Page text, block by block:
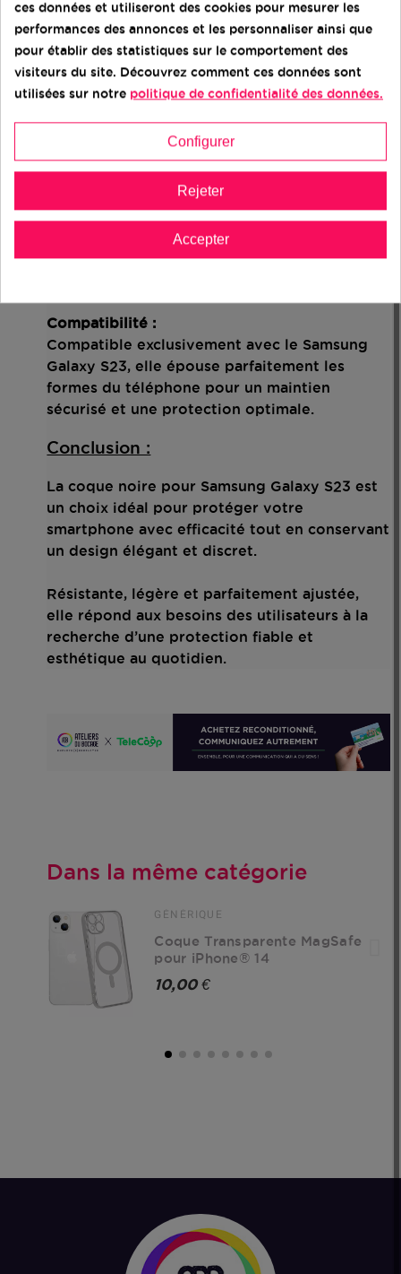
Accès complet aux fonctionnalités :
Conçue sur mesure pour le Samsung Galaxy
S23, elle dispose de découpes précises pour
fonctionnalités sans retirer la coque.
Installation facile :
Souple et flexible selon les modèles, la coque
s’installe et se retire facilement sans
endommager votre smartphone. Elle est
Compatibilité :
Compatible exclusivement avec le Samsung
Galaxy S23, elle épouse parfaitement les
formes du téléphone pour un maintien
sécurisé et une protection optimale.
Conclusion :
La coque noire pour Samsung Galaxy S23 est
un choix idéal pour protéger votre
smartphone avec efficacité tout en conservant
un design élégant et discret.
Résistante, légère et parfaitement ajustée,
elle répond aux besoins des utilisateurs à la
recherche d’une protection fiable et
esthétique au quotidien.
Dans la même catégorie
GÉNÉRIQUE
Coque Transparente MagSafe
pour iPhone® 14
10,00 €
ces données et utiliseront des cookies pour mesurer les
performances des annonces et les personnaliser ainsi que
pour établir des statistiques sur le comportement des
visiteurs du site. Découvrez comment ces données sont
utilisées sur notre politique de confidentialité des données.
Configurer
Rejeter
Accepter